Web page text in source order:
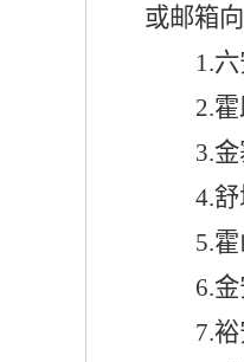
或邮箱
1.
2.霍
3.
4.舒
5.
6.
7.